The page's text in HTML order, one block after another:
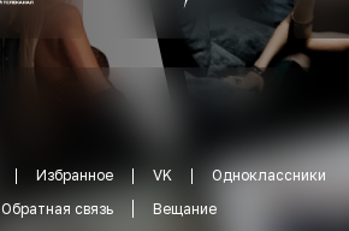
Избранное VK
Одноклассники
Обратная связь Вещание